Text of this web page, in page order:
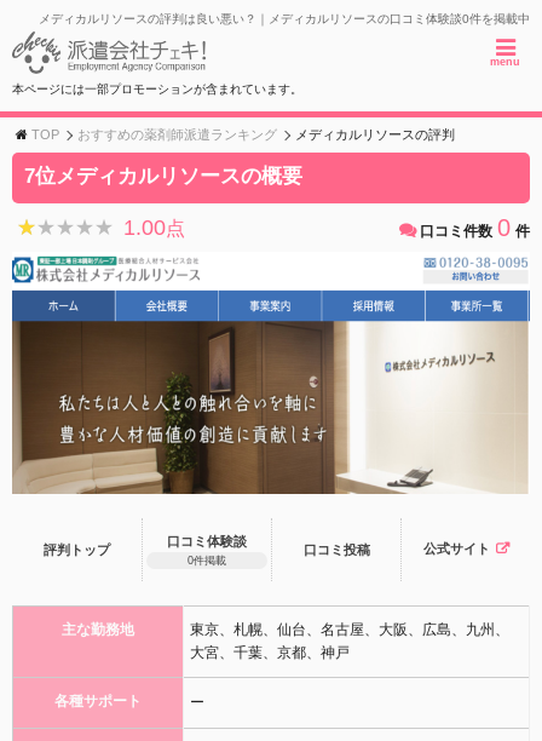
メディカルリソースの評判は良い悪い？｜メディカルリソースの口コミ体験談0件を掲載中
menu
本ページには一部プロモーションが含まれています。
TOP おすすめの薬剤師派遣ランキング メディカルリソースの評判
7位メディカルリソースの概要
★★★★★
★★★★★ 1.00点 口コミ件数 0 件
評判トップ
口コミ体験談
0件掲載
口コミ 投稿 公式サイト
主な勤務地
東京、札幌、仙台、名古屋、大阪、広島、九州、
大宮、千葉、京都、神戸
各種サポート ー